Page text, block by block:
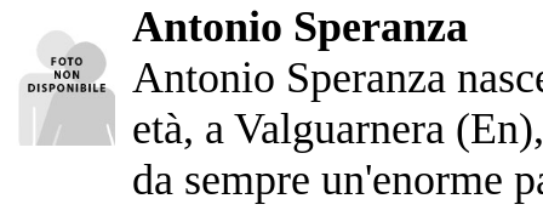
Antonio Speranza
Antonio Speranza
età, a Valguarnera
da sempre un'enorme